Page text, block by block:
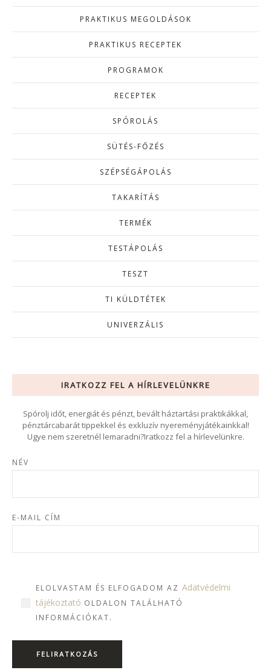
PRAKTIKUS MEGOLDÁSOK
PRAKTIKUS RECEPTEK
PROGRAMOK
RECEPTEK
SPÓROLÁS
SÜTÉS-FŐZÉS
SZÉPSÉGÁPOLÁS
TAKARÍTÁS
TERMÉK
TESTÁPOLÁS
TESZT
TI KÜLDTÉTEK
UNIVERZÁLIS
IRATKOZZ FEL A HÍRLEVELÜNKRE
Spórolj időt, energiát és pénzt, bevált háztartási praktikákkal,
pénztárcabarát tippekkel és exkluzív nyereményjátékainkkal!
Ugye nem szeretnél lemaradni?Iratkozz fel a hírlevelünkre.
NÉV
E-MAIL CÍM
ELOLVASTAM ÉS ELFOGADOM AZ Adatvédelmi
tájékoztató OLDALON TALÁLHATÓ
INFORMÁCIÓKAT.